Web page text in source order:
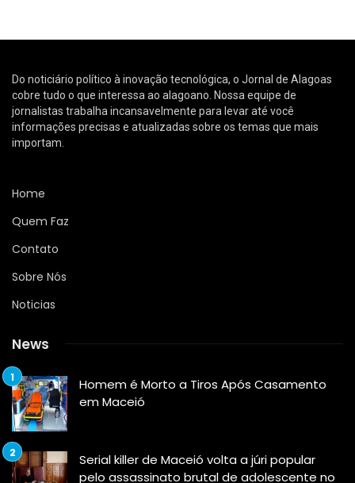
Do noticiário político à inovação tecnológica, o Jornal de Alagoas
cobre tudo o que interessa ao alagoano. Nossa equipe de
jornalistas trabalha incansavelmente para levar até você
informações precisas e atualizadas sobre os temas que mais
importam.
Home
Quem Faz
Contato
Sobre Nós
Noticias
News
Homem é Morto a Tiros Após Casamento
em Maceió
Serial killer de Maceió volta a júri popular
pelo assassinato brutal de adolescente no